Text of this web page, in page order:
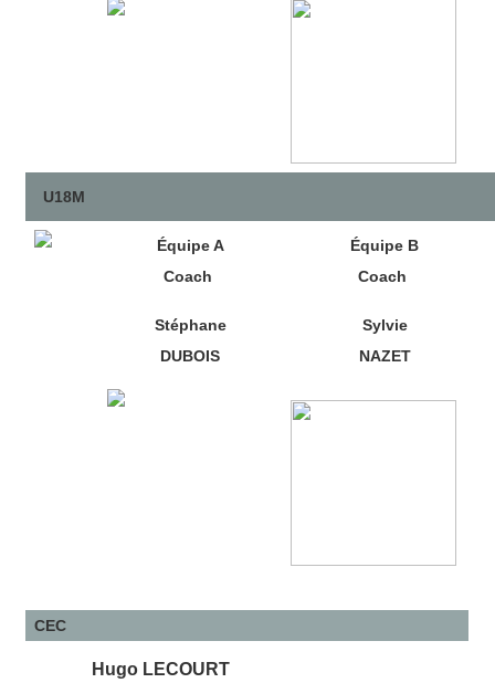
U18M
Équipe A
Coach
Équipe B
Coach
Stéphane
DUBOIS
Sylvie
NAZET
CEC
Hugo LECOURT